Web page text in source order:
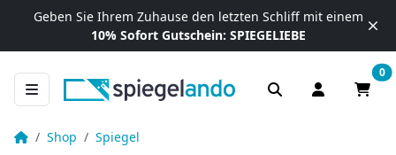
Zum Inhalt springen
Geben Sie Ihrem Zuhause den letzten Schliff mit einem
10% Sofort Gutschein: SPIEGELIEBE
Anmelden /
0
Startseite
Shop Spiegel
Wandspiegel bleuchtet mit Skyline Motiv – Italy